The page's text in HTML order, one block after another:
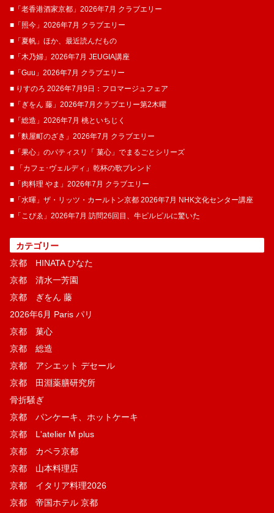
■「老香港酒家京都」2026年7月 クラブエリー
■「照今」2026年7月 クラブエリー
■「夏帆」ほか、最近読んだもの
■「木乃婦」2026年7月 JEUGIA講座
■「Guu」2026年7月 クラブエリー
■ りすのろ 2026年7月9日：フロマージュフェア
■「ぎをん 藤」2026年7月クラブエリー第2木曜
■「総造」2026年7月 桃といちじく
■「麩屋町のざき」2026年7月 クラブエリー
■「果心」のパティスリ「 菓​心」でまるごとシリーズ
■ 「カフェ･ヴェルディ」乾杯の歌ブレンド
■「肉料理 やま」2026年7月 クラブエリー
■「水暉」ザ・リッツ・カールトン京都 2026年7月 NHK文化センター講座
■「こぴゑ」2026年7月 訪問26回目、牛ピルピルに驚いた
カテゴリー
京都 HINATA ひなた
京都 清水一芳園
京都 ぎをん 藤
2026年6月 Paris パリ
京都 菓​心
京都 総造
京都 アシエット デセール
京都 田淵薬膳研究所
骨折騒ぎ
京都 パンケーキ、ホットケーキ
京都 L'atelier M plus
京都 カペラ京都
京都 山本料理店
京都 イタリア料理2026
京都 帝国ホテル 京都